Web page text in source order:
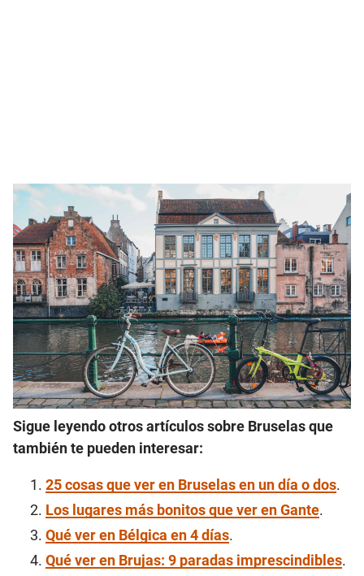
Sigue leyendo otros artículos sobre Bruselas que
también te pueden interesar:
25 cosas que ver en Bruselas en un día o dos.
Los lugares más bonitos que ver en Gante.
Qué ver en Bélgica en 4 días.
Qué ver en Brujas: 9 paradas imprescindibles.